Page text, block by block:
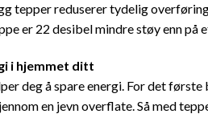
tepper reduserer tydelig
er 22 desibel mindre støy enn på
i hjemmet ditt
deg å spare energi. For det
en jevn overflate. Så med